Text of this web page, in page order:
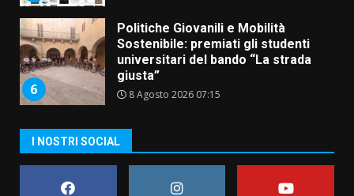
6
Politiche Giovanili e Mobilità
Sostenibile: premiati gli studenti
universitari del bando “La strada
giusta”
8 Agosto 2026 07:15
“I Contestatori: Musica di
Rivoluzione”: nuovo
I NOSTRI SOCIAL